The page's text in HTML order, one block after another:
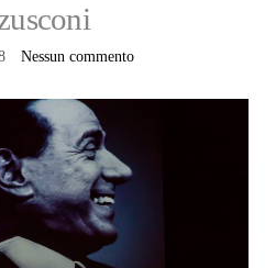
Nessun commento